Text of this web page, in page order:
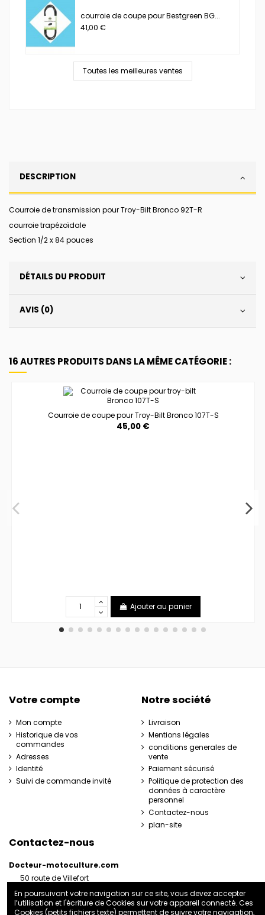
courroie de coupe pour Bestgreen BG...
41,00 €
Toutes les meilleures ventes
DESCRIPTION
Courroie de transmission pour Troy-Bilt Bronco 92T-R
courroie trapézoïdale
Section 1/2 x 84 pouces
DÉTAILS DU PRODUIT
AVIS (0)
16 AUTRES PRODUITS DANS LA MÊME CATÉGORIE :
Courroie de coupe pour Troy-Bilt Bronco 107T-S
45,00 €
Ajouter au panier
Votre compte
Mon compte
Historique de vos
commandes
Adresses
Identité
Suivi de commande invité
Notre société
Livraison
Mentions légales
conditions generales de
vente
Paiement sécurisé
Politique de protection des
données à caractère
personnel
Contactez-nous
plan-site
Contactez-nous
Docteur-motoculture.com
50 route de Villefort
France
06 35 41 62 07
En poursuivant votre navigation sur ce site, vous devez accepter
l’utilisation et l'écriture de Cookies sur votre appareil connecté. Ces
Cookies (petits fichiers texte) permettent de suivre votre navigation,